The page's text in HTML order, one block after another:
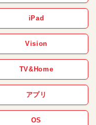
iPad
Vision
TV&Home
アプリ
OS